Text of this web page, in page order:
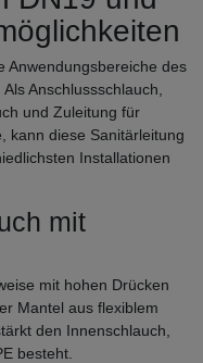
Anwendungsbereiche des
Anschlussschlauch,
und Zuleitung für
kann diese Sanitärleitung
Installationen
mit
mit hohen Drücken
Mantel aus flexiblem
den Innenschlauch,
besteht.